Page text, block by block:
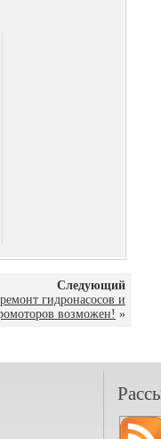
Следующий
гидронасосов и
возможен! »